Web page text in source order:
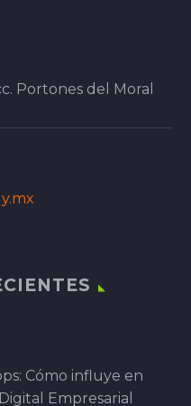
Portones del Moral
Cómo influye en
Empresarial